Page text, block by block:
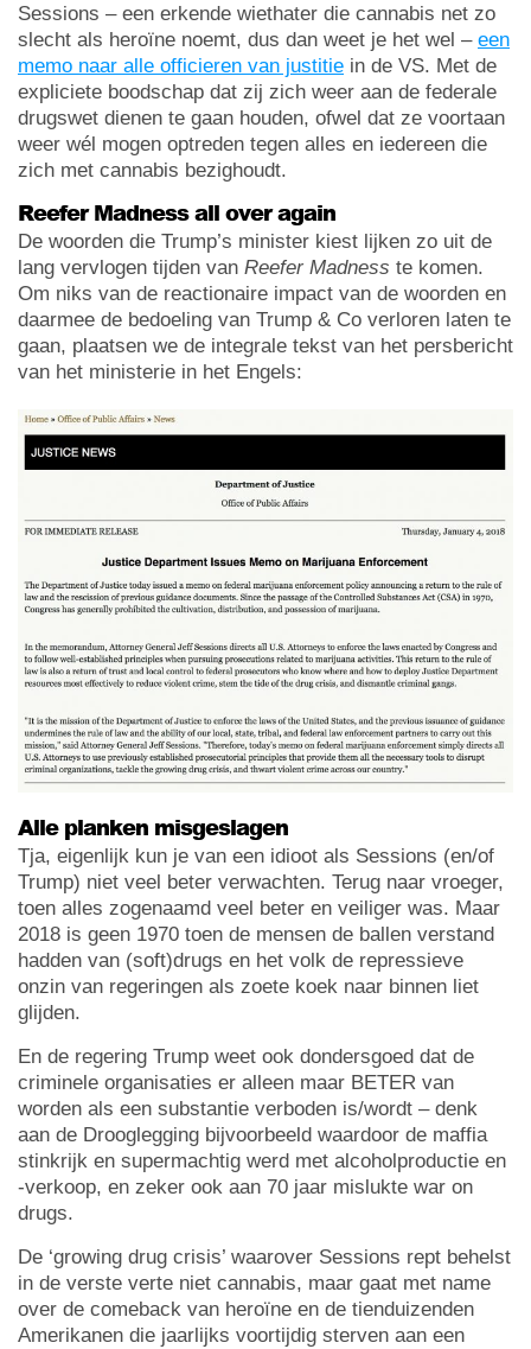
Sessions – een erkende wiethater die cannabis net zo
slecht als heroïne noemt, dus dan weet je het wel – een
memo naar alle officieren van justitie in de VS. Met de
expliciete boodschap dat zij zich weer aan de federale
drugswet dienen te gaan houden, ofwel dat ze voortaan
weer wél mogen optreden tegen alles en iedereen die
zich met cannabis bezighoudt.
Reefer Madness all over again
De woorden die Trump’s minister kiest lijken zo uit de
lang vervlogen tijden van Reefer Madness te komen.
Om niks van de reactionaire impact van de woorden en
daarmee de bedoeling van Trump & Co verloren laten te
gaan, plaatsen we de integrale tekst van het persbericht
van het ministerie in het Engels:
Alle planken misgeslagen
Tja, eigenlijk kun je van een idioot als Sessions (en/of
Trump) niet veel beter verwachten. Terug naar vroeger,
toen alles zogenaamd veel beter en veiliger was. Maar
2018 is geen 1970 toen de mensen de ballen verstand
hadden van (soft)drugs en het volk de repressieve
onzin van regeringen als zoete koek naar binnen liet
glijden.
En de regering Trump weet ook dondersgoed dat de
criminele organisaties er alleen maar BETER van
worden als een substantie verboden is/wordt – denk
aan de Drooglegging bijvoorbeeld waardoor de maffia
stinkrijk en supermachtig werd met alcoholproductie en
-verkoop, en zeker ook aan 70 jaar mislukte war on
drugs.
De ‘growing drug crisis’ waarover Sessions rept behelst
in de verste verte niet cannabis, maar gaat met name
over de comeback van heroïne en de tienduizenden
Amerikanen die jaarlijks voortijdig sterven aan een